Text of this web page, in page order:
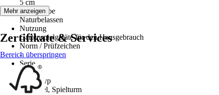
5 cm
Grundfarbe
Naturbelassen
Nutzung
Gartenspielgeräte für den Hausgebrauch
Norm / Prüfzeichen
-
Serie
-
Artikeltyp
Schaukel, Spielturm
Mehr anzeigen
Zertifikate & Services
Bereich überspringen